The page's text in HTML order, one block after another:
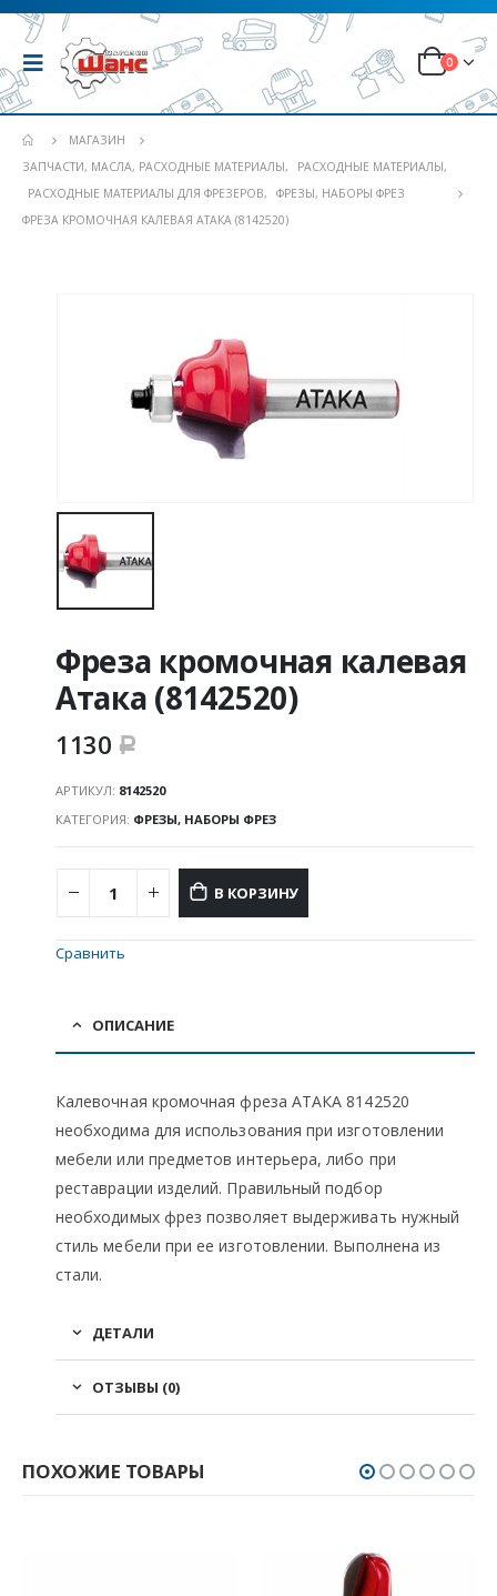
0
МАГАЗИН
ЗАПЧАСТИ, МАСЛА, РАСХОДНЫЕ МАТЕРИАЛЫ, РАСХОДНЫЕ МАТЕРИАЛЫ,
РАСХОДНЫЕ МАТЕРИАЛЫ ДЛЯ ФРЕЗЕРОВ,
ФРЕЗЫ, НАБОРЫ ФРЕЗ
ФРЕЗА КРОМОЧНАЯ КАЛЕВАЯ АТАКА (8142520)
Фреза кромочная калевая
Атака (8142520)
1130 Р
АРТИКУЛ: 8142520
КАТЕГОРИЯ: ФРЕЗЫ, НАБОРЫ ФРЕЗ
В КОРЗИНУ
Сравнить
ОПИСАНИЕ
Калевочная кромочная фреза АТАКА 8142520
необходима для использования при изготовлении
мебели или предметов интерьера, либо при
реставрации изделий. Правильный подбор
необходимых фрез позволяет выдерживать нужный
стиль мебели при ее изготовлении. Выполнена из
стали.
ДЕТАЛИ
ОТЗЫВЫ (0)
ПОХОЖИЕ ТОВАРЫ